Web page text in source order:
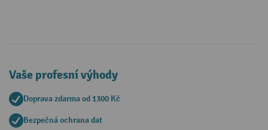
Vaše profesní výhody
Doprava zdarma od 1300 Kč
Bezpečná ochrana dat